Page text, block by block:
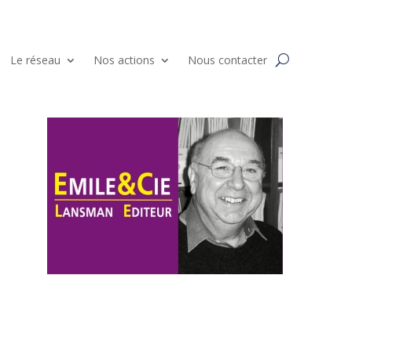
Le réseau Nos actions Nous contacter